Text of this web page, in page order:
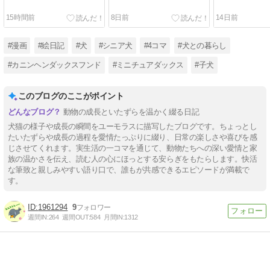
15時間前 8日前 14日前
#漫画 #絵日記 #犬 #シニア犬 #4コマ #犬との暮らし
#カニンヘンダックスフンド #ミニチュアダックス #子犬
このブログのここがポイント
動物の成長といたずらを温かく綴る日記
犬猫の様子や成長の瞬間をユーモラスに描写したブログです。ちょっとし
たいたずらや成長の過程を愛情たっぷりに綴り、日常の楽しさや喜びを感
じさせてくれます。実生活の一コマを通じて、動物たちへの深い愛情と家
族の温かさを伝え、読む人の心にほっとする安らぎをもたらします。快活
な筆致と親しみやすい語り口で、誰もが共感できるエピソードが満載で
す。
1961294 9
週間IN:264 週間OUT:584 月間IN:1312